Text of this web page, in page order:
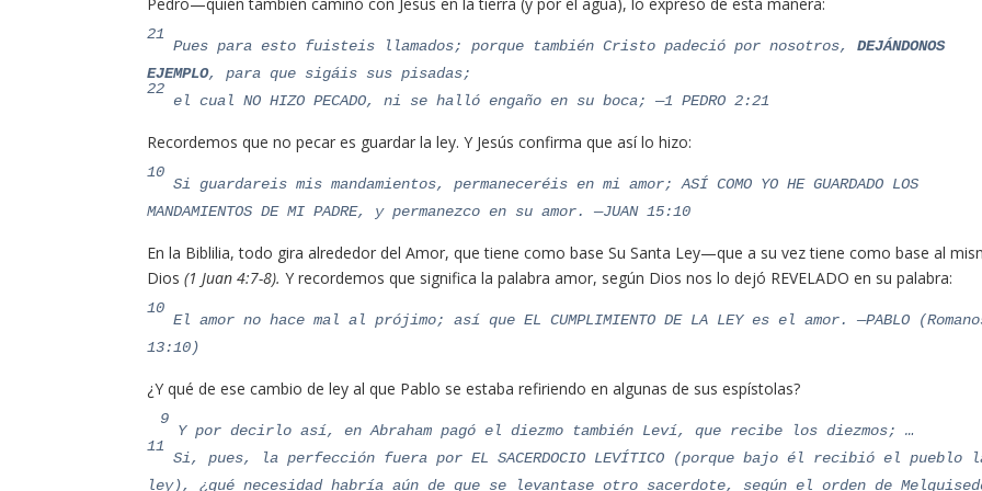
21
Pues para esto fuisteis llamados; porque también Cristo padeció por nosotros,DEJÁNDONOS
EJEMPLO, para que sigáis sus pisadas;
22
el cualNO HIZO PECADO, ni se halló engaño en su boca; —1 PEDRO 2:21
Recordemos que no pecar es guardar la ley. Y Jesús confirma que así lo hizo:
10
Si guardareis mis mandamientos, permaneceréis en mi amor; ASÍ COMO YO HE GUARDADO LOS
MANDAMIENTOS DE MI PADRE, y permanezco en su amor. —JUAN 15:10
En la Biblilia, todo gira alrededor del Amor, que tiene como base Su Santa Ley—que a su vez tiene como base al
Dios(1 Juan 4:7-8).Y recordemos que significa la palabra amor, según Dios nos lo dejó REVELADO en su palabra:
10
El amor no hace mal al prójimo; así que EL CUMPLIMIENTO DE LA LEY es el amor. —PABLO
13:10)
¿Y qué de ese cambio de ley al que Pablo se estaba refiriendo en algunas de sus espístolas?
9
Y por decirlo así, en Abraham pagó el diezmo también Leví, que recibe los diezmos; …
11
Si, pues, la perfección fuera por EL SACERDOCIO LEVÍTICO (porque bajo él recibió el pueblo
ley), ¿qué necesidad habría aún de que se levantase otro sacerdote, según el orden de